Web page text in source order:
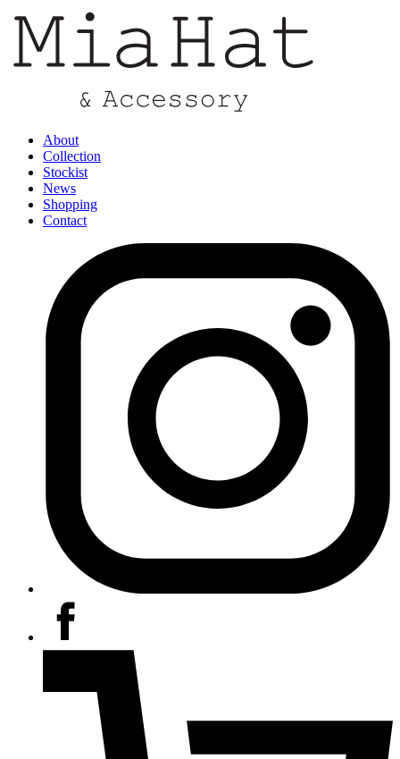
About
Collection
Stockist
News
Shopping
Contact